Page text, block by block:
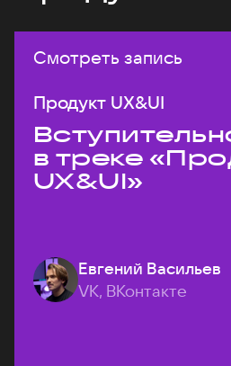
Смотреть запись
Продукт UX&UI
в треке
UX&UI»
Евгений Васильев
VK, ВКонтакте